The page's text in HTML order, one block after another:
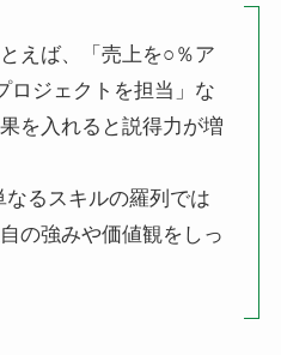
とえば、「売上を○％ア
ロジェクトを担当」な
を入れると説得力が増
なるスキルの羅列では
の強みや価値観をしっ